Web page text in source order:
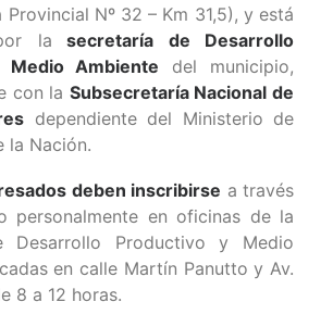
Provincial Nº 32 – Km 31,5), y está
la secretaría de Desarrollo
Medio Ambiente del municipio,
con la Subsecretaría Nacional de
dependiente del Ministerio de
la Nación.
deben inscribirse a través
personalmente en oficinas de la
Desarrollo Productivo y Medio
en calle Martín Panutto y Av.
8 a 12 horas.